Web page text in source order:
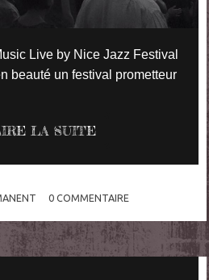
Live by Nice Jazz Festival
beauté un festival prometteur
LA SUITE
0 COMMENTAIRE